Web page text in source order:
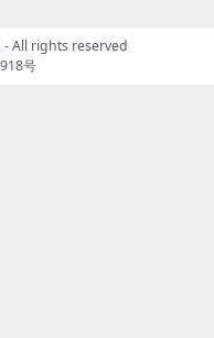
- All rights reserved
号